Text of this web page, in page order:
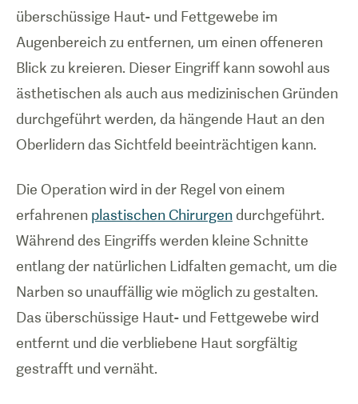
überschüssige Haut- und Fettgewebe im
Augenbereich zu entfernen, um einen offeneren
Blick zu kreieren. Dieser Eingriff kann sowohl aus
ästhetischen als auch aus medizinischen Gründen
durchgeführt werden, da hängende Haut an den
Oberlidern das Sichtfeld beeinträchtigen kann.
Die Operation wird in der Regel von einem
erfahrenen plastischen Chirurgen durchgeführt.
Während des Eingriffs werden kleine Schnitte
entlang der natürlichen Lidfalten gemacht, um die
Narben so unauffällig wie möglich zu gestalten.
Das überschüssige Haut- und Fettgewebe wird
entfernt und die verbliebene Haut sorgfältig
gestrafft und vernäht.